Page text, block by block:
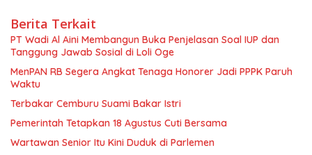
Berita Terkait
PT Wadi Al Aini Membangun Buka Penjelasan Soal IUP dan
Tanggung Jawab Sosial di Loli Oge
MenPAN RB Segera Angkat Tenaga Honorer Jadi PPPK Paruh
Waktu
Terbakar Cemburu Suami Bakar Istri
Pemerintah Tetapkan 18 Agustus Cuti Bersama
Wartawan Senior Itu Kini Duduk di Parlemen